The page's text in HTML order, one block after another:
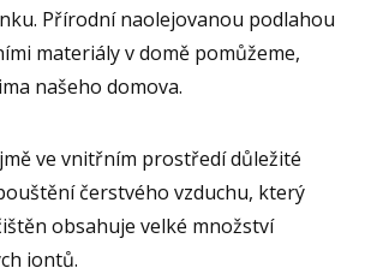
Přírodní naolejovanou podlahou
materiály v domě pomůžeme,
našeho domova.
ve vnitřním prostředí důležité
čerstvého vzduchu, který
obsahuje velké množství
iontů.